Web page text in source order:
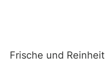
Frische und Reinheit